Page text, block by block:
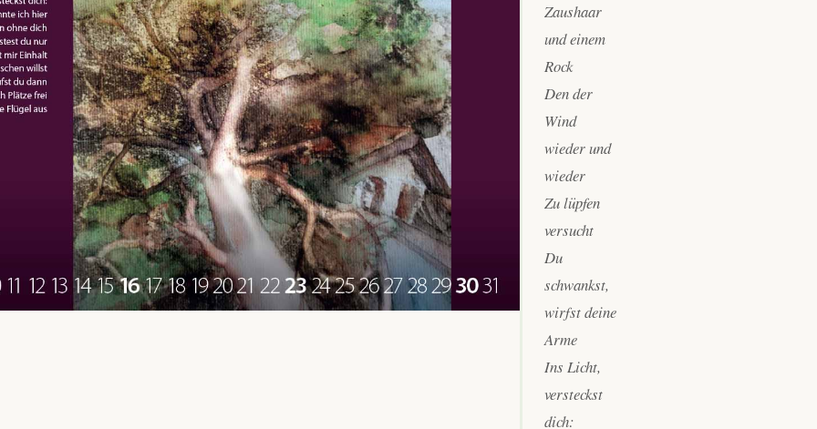
Zaushaar
und einem
Rock
Den der
Wind
wieder und
wieder
Zu lüpfen
versucht
Du
schwankst,
wirfst deine
Arme
Ins Licht,
versteckst
dich: